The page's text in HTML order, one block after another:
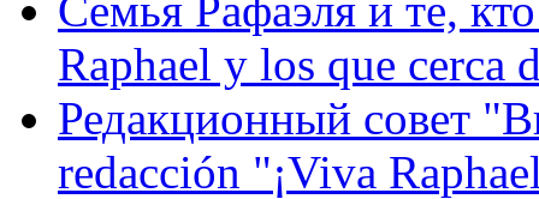
Raphael y los que cerca
Редакционный совет
redacción "¡Viva